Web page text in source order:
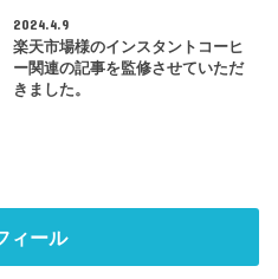
2024.4.9
楽天市場様のインスタントコーヒ
ー関連の記事を監修させていただ
きました。
ィール